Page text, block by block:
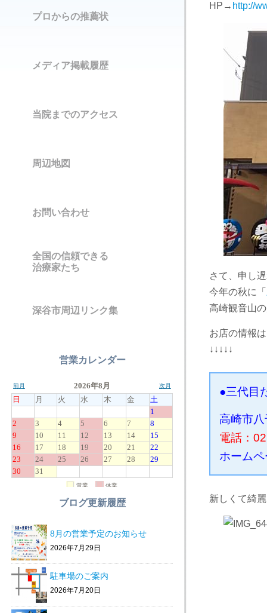
HP→ http://
さて、申し
今年の秋に「
高崎観音山
お店の情報は
↓↓↓↓↓
●三代目
高崎市
電話：
ホーム
新しくて綺
プロからの推薦状
メディア掲載履歴
当院までのアクセス
周辺地図
お問い合わせ
全国の信頼できる
治療家たち
深谷市周辺リンク集
営業カレンダー
ブログ更新履歴
8月の営業予定のお知らせ
2026年7月29日
駐車場のご案内
2026年7月20日